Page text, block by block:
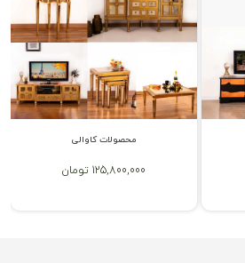
محصولات کاوالی
125,800,000 تومان